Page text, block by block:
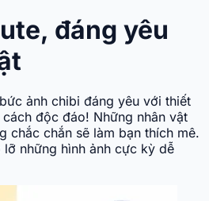
đáng yêu
ảnh chibi đáng yêu với thiết
độc đáo! Những nhân vật
chắc chắn sẽ làm bạn thích mê.
những hình ảnh cực kỳ dễ